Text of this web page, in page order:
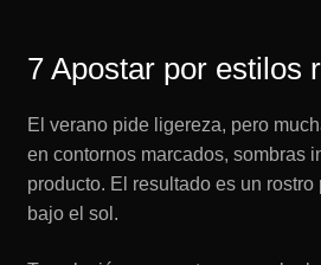
7 Apostar por estilos
El verano pide ligereza, pero
en contornos marcados, sombras
producto. El resultado es un
bajo el sol.